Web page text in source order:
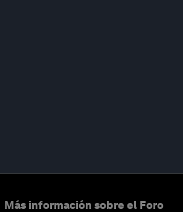
Más información sobre el Foro